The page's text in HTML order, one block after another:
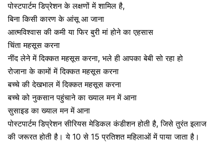
पोस्टपार्टम डिप्रेशन के लक्षणों में शामिल है,
बिना किसी कारण के आंसू आ जाना
आत्मविश्वास की कमी या फिर बुरी मां होने का एहसास
चिंता महसूस करना
नींद लेने में दिक्कत महसूस करना, भले ही आपका बेबी सो रहा हो
रोजाना के कामों में दिक्कत महसूस करना
बच्चे की देखभाल में दिक्कत महसूस करना
बच्चे को नुकसान पहुंचाने का ख्याल मन में आना
सुसाइड का ख्याल मन में आना
पोस्टपार्टम डिप्रेशन सीरियस मेडिकल कंडीशन होती है, जिसे तुरंत इलाज
की जरूरत होती है। ये 10 से 15 प्रतिशत महिलाओं में पाया जाता है।